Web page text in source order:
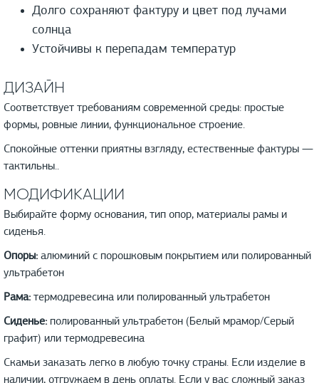
Долго сохраняют фактуру и цвет под лучами
солнца
Устойчивы к перепадам температур
ДИЗАЙН
Соответствует требованиям современной среды: простые
формы, ровные линии, функциональное строение.
Спокойные оттенки приятны взгляду, естественные фактуры —
тактильны..
МОДИФИКАЦИИ
Выбирайте форму основания, тип опор, материалы рамы и
сиденья.
Опоры: алюминий с порошковым покрытием или полированный
ультрабетон
Рама: термодревесина или полированный ультрабетон
Сиденье: полированный ультрабетон (Белый мрамор/Серый
графит) или термодревесина
Скамьи заказать легко в любую точку страны. Если изделие в
наличии, отгружаем в день оплаты. Если у вас сложный заказ